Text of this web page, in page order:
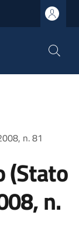
n. 81
(Stato
n.